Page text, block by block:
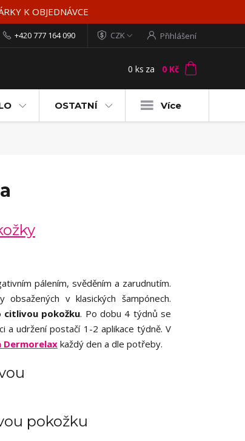
K OBJEDNÁVCE
CZK Přihlášení
+420 777 164 090
0 ks za 0 Kč
OSTATNÍ Více
pálením, svěděním a zarudnutím.
v klasických šampónech.
pokožku. Po dobu 4 týdnů se
a udržení postačí 1-2 aplikace týdně. V
Dermorelaxkaždý den a dle potřeby.
pokožku